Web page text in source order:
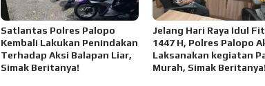
Satlantas Polres Palopo
Kembali Lakukan Penindakan
Terhadap Aksi Balapan Liar,
Simak Beritanya!
Jelang Hari Raya Idul
1447 H, Polres Palopo
Laksanakan kegiatan
Murah, Simak